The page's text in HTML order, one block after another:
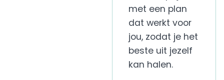
met een plan
dat werkt voor
jou, zodat je het
beste uit jezelf
kan halen.